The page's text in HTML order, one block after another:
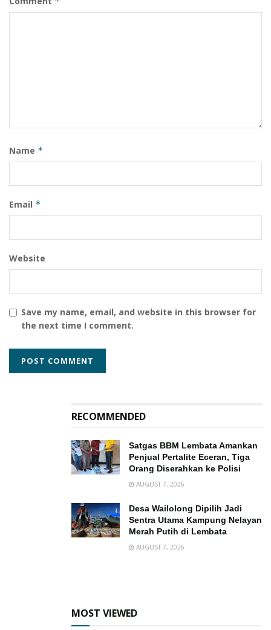
Name *
Email *
Website
Save my name, email, and website in this browser for
the next time I comment.
RECOMMENDED
Satgas BBM Lembata Amankan
Penjual Pertalite Eceran, Tiga
Orang Diserahkan ke Polisi
AUGUST 7, 2026
Desa Wailolong Dipilih Jadi
Sentra Utama Kampung Nelayan
Merah Putih di Lembata
AUGUST 7, 2026
MOST VIEWED